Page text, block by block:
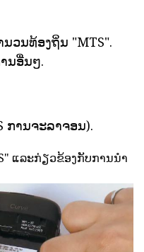
ນວນທ້ອງຖິ່ນ "MTS".
ນອື່ນໆ.
ການຈະລາຈອນ).
ແລະກ່ຽວຂ້ອງກັບການນໍາ